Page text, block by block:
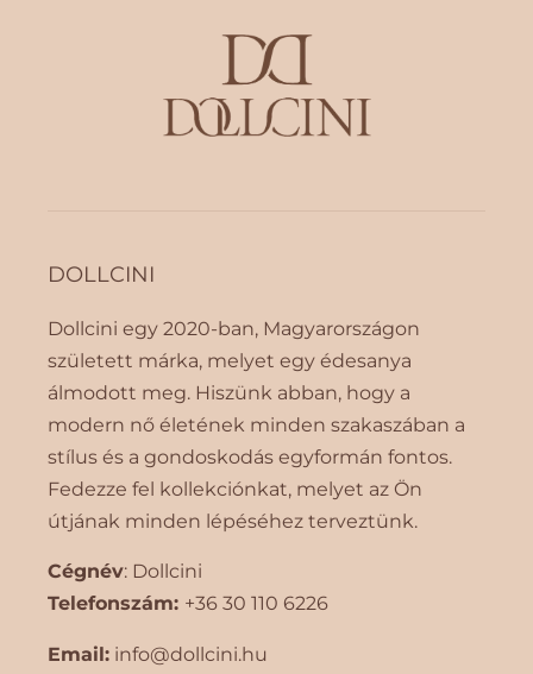
DOLLCINI
Dollcini egy 2020-ban, Magyarországon
született márka, melyet egy édesanya
álmodott meg. Hiszünk abban, hogy a
modern nő életének minden szakaszában a
stílus és a gondoskodás egyformán fontos.
Fedezze fel kollekciónkat, melyet az Ön
útjának minden lépéséhez terveztünk.
Cégnév: Dollcini
Telefonszám: +36 30 110 6226
Email: info@dollcini.hu